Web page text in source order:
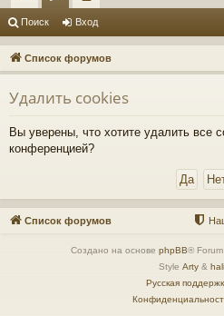
с
ы
лк
и
ум
ы
ол
ьз
ов
ат
ел
Поиск Вход
Список форумов
Удалить cookies
Вы уверены, что хотите удалить все
конференцией?
Список форумов
Создано на основе phpBB®
Style Arty &
Русская